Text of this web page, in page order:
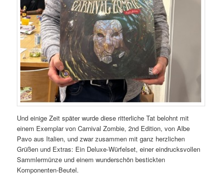
Und einige Zeit später wurde diese ritterliche Tat belohnt mit
einem Exemplar von Carnival Zombie, 2nd Edition, von Albe
Pavo aus Italien, und zwar zusammen mit ganz herzlichen
Grüßen und Extras: Ein Deluxe-Würfelset, einer eindrucksvollen
Sammlermünze und einem wunderschön bestickten
Komponenten-Beutel.